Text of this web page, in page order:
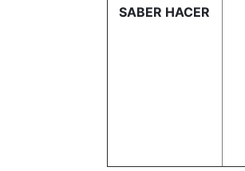
SABER HACER